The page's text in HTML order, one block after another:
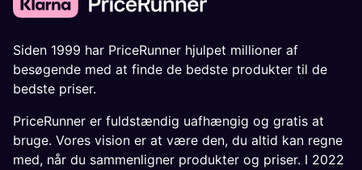
Siden 1999 har PriceRunner hjulpet millioner af
besøgende med at finde de bedste produkter til de
bedste priser.
PriceRunner er fuldstændig uafhængig og gratis at
bruge. Vores vision er at være den, du altid kan regne
med, når du sammenligner produkter og priser. I 2022